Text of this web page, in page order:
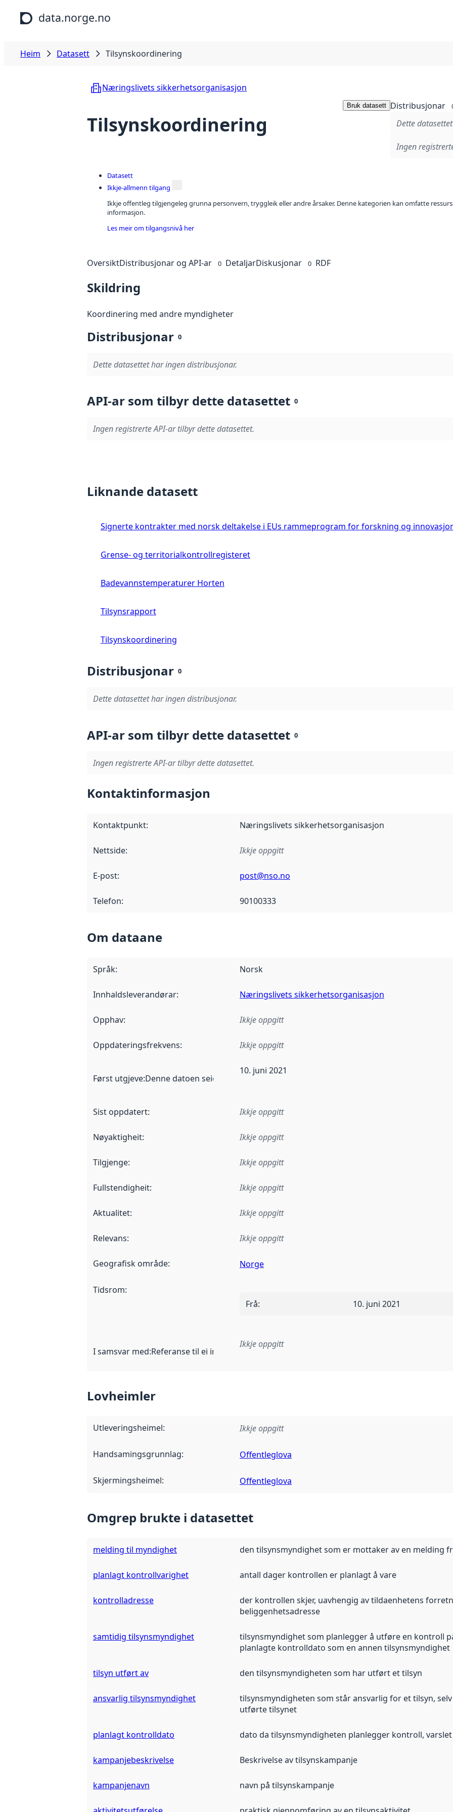
Hopp til hovudinnhald
data.norge.no
Heim Datasett Tilsynskoordinering
Næringslivets sikkerhetsorganisasjon
Tilsynskoordinering
Bruk datasett Distribusjonar
Dette
Ingen
Datasett
Ikkje-allmenn tilgang
Ikkje offentleg tilgjengeleg grunna personvern, tryggleik eller andre årsaker. Denne kategorien kan omfatte
informasjon.
Les meir om tilgangsnivå her
OversiktDistribusjonar og API-ar 0 DetaljarDiskusjonar 0 RDF
Skildring
Koordinering med andre myndigheter
Distribusjonar 0
Dette datasettet har ingen distribusjonar.
API-ar som tilbyr dette datasettet 0
Ingen registrerte API-ar tilbyr dette datasettet.
Liknande datasett
Signerte kontrakter med norsk deltakelse i EUs rammeprogram for forskning og
Grense- og territorialkontrollregisteret
Badevannstemperaturer Horten
Tilsynsrapport
Tilsynskoordinering
Distribusjonar 0
Dette datasettet har ingen distribusjonar.
API-ar som tilbyr dette datasettet 0
Ingen registrerte API-ar tilbyr dette datasettet.
Kontaktinformasjon
Kontaktpunkt: Næringslivets sikkerhetsorganisasjon
Nettside: Ikkje oppgitt
E-post: post@nso.no
Telefon: 90100333
Om dataane
Språk: Norsk
Innhaldsleverandørar: Næringslivets sikkerhetsorganisasjon
Opphav: Ikkje oppgitt
Oppdateringsfrekvens: Ikkje oppgitt
Først utgjeve:Denne datoen seier når dataa i dette datasettet først blei utgitt. Det kan ha
10. juni 2021
Sist oppdatert: Ikkje oppgitt
Nøyaktigheit: Ikkje oppgitt
Tilgjenge: Ikkje oppgitt
Fullstendigheit: Ikkje oppgitt
Aktualitet: Ikkje oppgitt
Relevans: Ikkje oppgitt
Geografisk område: Norge
Tidsrom:
Frå: 10. juni 2021
I samsvar med:Referanse til ei implementeringsregel eller anna spesifikasjon som ligg til
Ikkje oppgitt
Lovheimler
Utleveringsheimel: Ikkje oppgitt
Handsamingsgrunnlag: Offentleglova
Skjermingsheimel: Offentleglova
Omgrep brukte i datasettet
melding til myndighet den tilsynsmyndighet som er mottaker av en melding
planlagt kontrollvarighet antall dager kontrollen er planlagt å vare
kontrolladresse
der kontrollen skjer, uavhengig av tildaenhetens
beliggenhetsadresse
samtidig tilsynsmyndighet
tilsynsmyndighet som planlegger å utføre en kontroll
planlagte kontrolldato som en annen tilsynsmyndighet
tilsyn utført av den tilsynsmyndigheten som har utført et tilsyn
ansvarlig tilsynsmyndighet
tilsynsmyndigheten som står ansvarlig for et tilsyn,
utførte tilsynet
planlagt kontrolldato dato da tilsynsmyndigheten planlegger kontroll,
kampanjebeskrivelse Beskrivelse av tilsynskampanje
kampanjenavn navn på tilsynskampanje